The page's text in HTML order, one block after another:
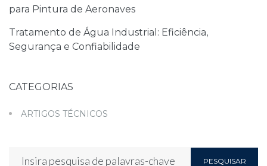
para Pintura de Aeronaves
Tratamento de Água Industrial: Eficiência,
Segurança e Confiabilidade
CATEGORIAS
ARTIGOS TÉCNICOS
PESQUISAR